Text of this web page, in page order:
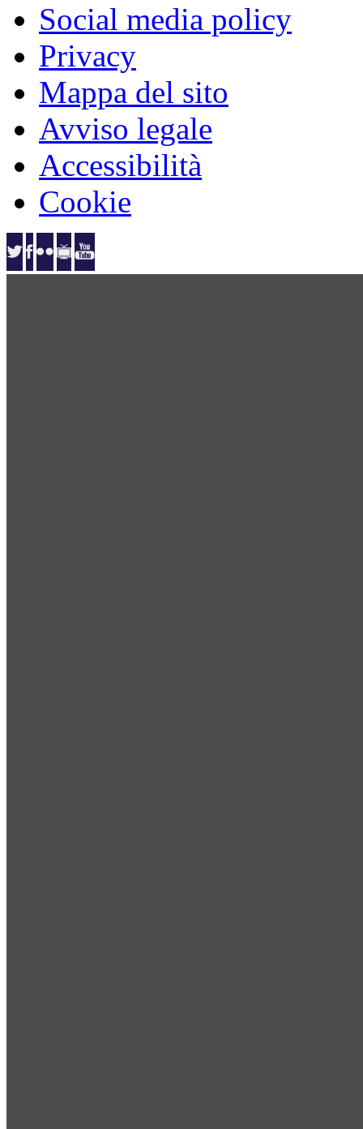
Social media policy
Privacy
Mappa del sito
Avviso legale
Accessibilità
Cookie